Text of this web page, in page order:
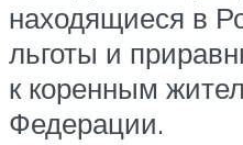
находящиеся в
льготы и
к коренным
Федерации.